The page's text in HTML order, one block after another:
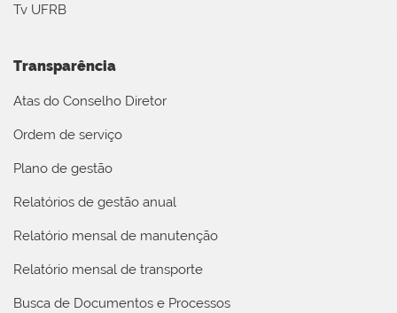
Tv UFRB
Transparência
Atas do Conselho Diretor
Ordem de serviço
Plano de gestão
Relatórios de gestão anual
Relatório mensal de manutenção
Relatório mensal de transporte
Busca de Documentos e Processos